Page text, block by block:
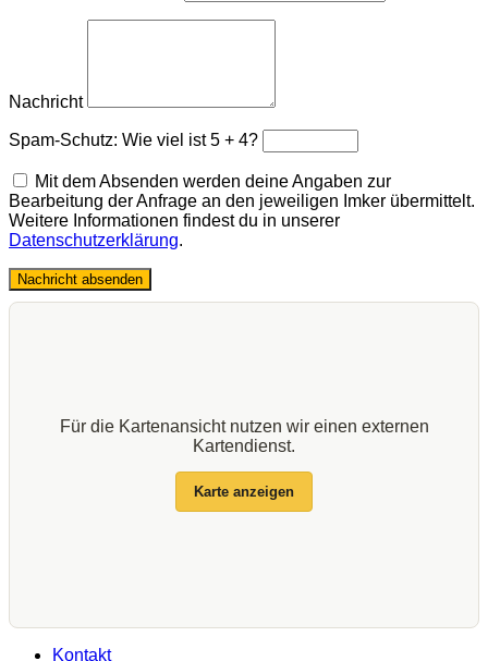
Nachricht
Spam-Schutz: Wie viel ist 5 + 4?
Mit dem Absenden werden deine Angaben zur
Bearbeitung der Anfrage an den jeweiligen Imker übermittelt.
Weitere Informationen findest du in unserer
Datenschutzerklärung.
Nachricht absenden
Für die Kartenansicht nutzen wir einen externen
Kartendienst.
Karte anzeigen
Kontakt